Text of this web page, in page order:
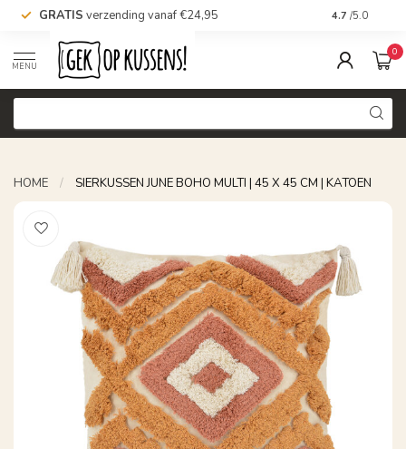
GRATIS verzending vanaf €24,95 Voor 16.00
4.7 /5.0
MENU
0
HOME / SIERKUSSEN JUNE BOHO MULTI | 45 X 45 CM | KATOEN